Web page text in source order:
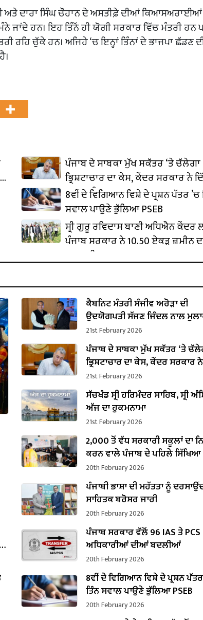
ਅਤੇ ਦਾਰਾ ਸਿੰਘ ਚੌਹਾਨ ਦੇ ਅਸਤੀਫ਼ੇ ਦੀਆਂ
ਜਾਂਦੇ ਹਨ। ਇਹ ਤਿੰਨੋਂ ਹੀ ਯੋਗੀ ਸਰਕਾਰ ਵਿੱਚ ਮੰਤਰੀ ਹਨ
ਚੁੱਕੇ ਹਨ। ਅਜਿਹੇ ‘ਚ ਇਨ੍ਹਾਂ ਤਿੰਨਾਂ ਦੇ ਭਾਜਪਾ ਛੱਡਣ
ਪੰਜਾਬ ਦੇ ਸਾਬਕਾ ਮੁੱਖ ਸਕੱਤਰ ‘ਤੇ ਚੱਲੇਗਾ
ਭ੍ਰਿਸ਼ਟਾਚਾਰ ਦਾ ਕੇਸ, ਕੇਂਦਰ ਸਰਕਾਰ ਨੇ
ਪ੍ਰਵਾਨਗੀ
8ਵੀਂ ਦੇ ਵਿਗਿਆਨ ਵਿਸ਼ੇ ਦੇ ਪ੍ਰਸ਼ਨ ਪੱਤਰ ’ਚ
ਸਵਾਲ ਪਾਉਣੇ ਭੁੱਲਿਆ PSEB
ਸ੍ਰੀ ਗੁਰੂ ਰਵਿਦਾਸ ਬਾਣੀ ਅਧਿਐਨ
ਪੰਜਾਬ ਸਰਕਾਰ ਨੇ 10.50 ਏਕੜ ਜ਼ਮੀਨ
ਕਬਜ਼ਾ ਲਿਆ
ਕੈਬਨਿਟ ਮੰਤਰੀ ਸੰਜੀਵ ਅਰੋੜਾ ਦੀ
ਉਦਯੋਗਪਤੀ ਸੱਜਣ ਜਿੰਦਲ ਨਾਲ
ਇਸਪਾਤ ਖੇਤਰ ‘ਚ ₹1,500 ਕਰੋੜ ਨਿਵੇਸ਼
ਐਲਾਨ
21st February 2026
ਪੰਜਾਬ ਦੇ ਸਾਬਕਾ ਮੁੱਖ ਸਕੱਤਰ ‘ਤੇ
ਭ੍ਰਿਸ਼ਟਾਚਾਰ ਦਾ ਕੇਸ, ਕੇਂਦਰ ਸਰਕਾਰ
ਪ੍ਰਵਾਨਗੀ
21st February 2026
ਸੱਚਖੰਡ ਸ੍ਰੀ ਹਰਿਮੰਦਰ ਸਾਹਿਬ, ਸ੍ਰੀ
ਅੱਜ ਦਾ ਹੁਕਮਨਾਮਾ
21st February 2026
2,000 ਤੋਂ ਵੱਧ ਸਰਕਾਰੀ ਸਕੂਲਾਂ ਦਾ
ਕਰਨ ਵਾਲੇ ਪੰਜਾਬ ਦੇ ਪਹਿਲੇ ਸਿੱਖਿਆ
ਬਣੇ ਹਰਜੋਤ ਸਿੰਘ ਬੈਂਸ
20th February 2026
ਪੰਜਾਬੀ ਭਾਸ਼ਾ ਦੀ ਮਹੱਤਤਾ ਨੂੰ
ਸਾਹਿਤਕ ਬਰੋਸ਼ਰ ਜਾਰੀ
20th February 2026
ਪੰਜਾਬ ਸਰਕਾਰ ਵੱਲੋਂ 96 IAS ਤੇ PCS
ਅਧਿਕਾਰੀਆਂ ਦੀਆਂ ਬਦਲੀਆਂ
20th February 2026
8ਵੀਂ ਦੇ ਵਿਗਿਆਨ ਵਿਸ਼ੇ ਦੇ ਪ੍ਰਸ਼ਨ
ਤਿੰਨ ਸਵਾਲ ਪਾਉਣੇ ਭੁੱਲਿਆ PSEB
20th February 2026